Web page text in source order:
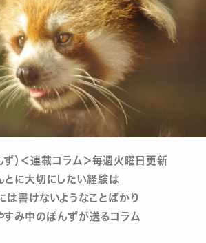
ず）＜連載コラム＞毎週火曜日更新
とに大切にしたい経験は
は書けないようなことばかり
すみ中のぽんずが送るコラム